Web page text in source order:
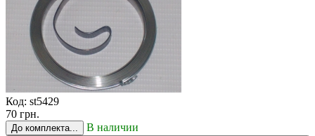
Код: st5429
70 грн.
До комплекта... В наличии